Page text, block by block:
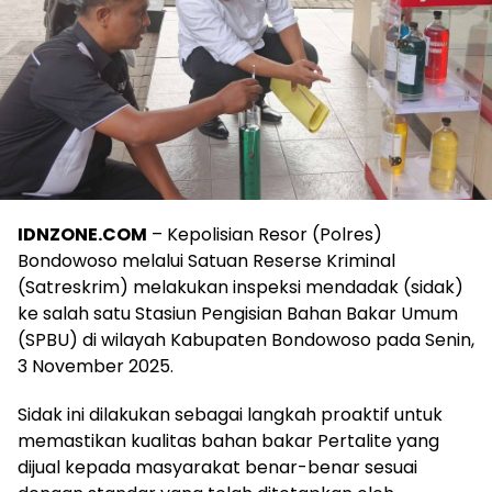
IDNZONE.COM – Kepolisian Resor (Polres)
Bondowoso melalui Satuan Reserse Kriminal
(Satreskrim) melakukan inspeksi mendadak (sidak)
ke salah satu Stasiun Pengisian Bahan Bakar Umum
(SPBU) di wilayah Kabupaten Bondowoso pada Senin,
3 November 2025.
Sidak ini dilakukan sebagai langkah proaktif untuk
memastikan kualitas bahan bakar Pertalite yang
dijual kepada masyarakat benar-benar sesuai